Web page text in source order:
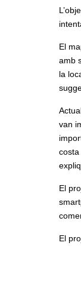
El
amb
la
van
costa
El
El